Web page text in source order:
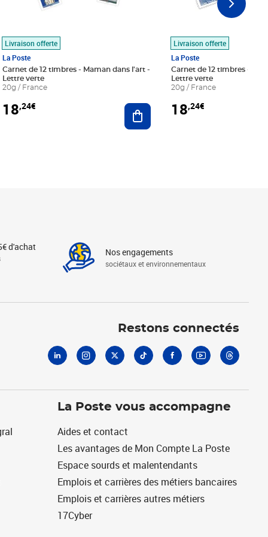
au panier
Livraison offerte
La Poste
Carnet de 12 timbres - Maman dans l'art -
Lettre verte
20g / France
18,24€ Ajouter au panier
Livraison offerte
La Poste
Carnet de 12 timbres - Le
Lettre verte
20g / France
18,24€
d'achat Nos engagements
sociétaux et environnementaux
Restons connectés
La Poste vous accompagne
Aides et contact
Les avantages de Mon Compte La Poste
Espace sourds et malentendants
Emplois et carrières des métiers bancaires
Emplois et carrières autres métiers
17Cyber